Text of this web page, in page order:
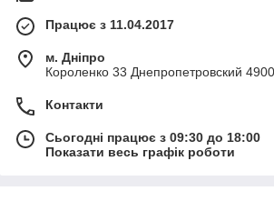
Працює з 11.04.2017
м. Дніпро
Короленко 33 Днепропетровский
Контакти
Сьогодні працює з 09:30 до 18:00
Показати весь графік роботи